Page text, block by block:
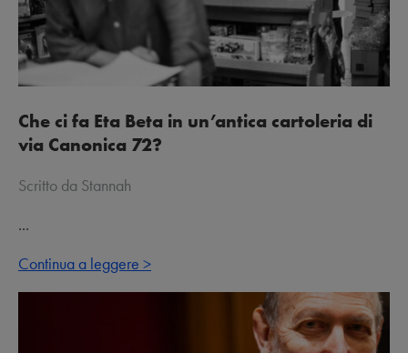
Che ci fa Eta Beta in un’antica cartoleria di
via Canonica 72?
Scritto da Stannah
...
Continua a leggere >